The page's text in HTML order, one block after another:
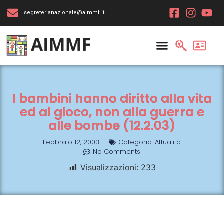
segreterianazionale@aimmf.it
I bambini hanno diritto alla vita
ed al gioco, non alla guerra e
alle bombe (12.2.03)
Febbraio 12, 2003 Categoria: Attualità
No Comments
Visualizzazioni: 233